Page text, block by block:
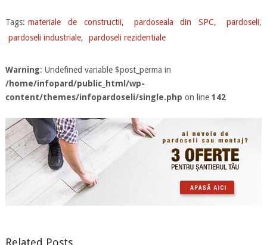
Tags: materiale de constructii, pardoseala din SPC, pardoseli,
pardoseli industriale, pardoseli rezidentiale
Warning: Undefined variable $post_perma in
/home/infopard/public_html/wp-
content/themes/infopardoseli/single.php on line 142
Related Posts